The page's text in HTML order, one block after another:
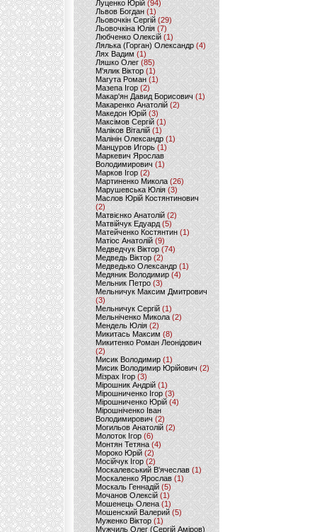
Луценко Юрій (94)
Львов Богдан (1)
Льовочкін Сергій (29)
Льовочкіна Юлія(7)
Любченко Олексій(1)
Лялька (Горган) Олександр(4)
Лях Вадим (1)
Ляшко Олег (85)
М'ялик Віктор(1)
Магута Роман(1)
Мазепа Ігор (2)
Макар'ян Давид Борисович(1)
Макаренко Анатолій (2)
Македон Юрій(3)
Максімов Сергій (1)
Маліков Віталій (1)
Малінін Олександр (1)
Манцуров Игорь (1)
Маркевич Ярослав
Володимирович (1)
Марков Ігор (2)
Мартиненко Микола (26)
Марушевська Юлія (3)
Маслов Юрій Костянтинович
(2)
Матвієнко Анатолій (2)
Матвійчук Едуард(5)
Матейченко Костянтин (1)
Матіос Анатолій (9)
Медведчук Віктор(74)
Медведь Віктор (2)
Медведько Олександр (1)
Медяник Володимир(4)
Мельник Петро (3)
Мельничук Максим Дмитрович
(3)
Мельничук Сергій (1)
Мельніченко Микола (2)
Мендель Юлія (2)
Микитась Максим (8)
Микитенко Роман Леонідович
(2)
Мисик Володимир (1)
Мисик Володимир Юрійович(2)
Мізрах Ігор(3)
Мірошник Андрій(1)
Мірошниченко Ігор (3)
Мірошниченко Юрій(4)
Мірошніченко Іван
Володимирович (2)
Могильов Анатолій (2)
Молоток Ігор (6)
Монтян Тетяна (4)
Мороко Юрій(2)
Мосійчук Ігор (2)
Москалевський В'ячеслав (1)
Москаленко Ярослав (1)
Москаль Геннадій (5)
Мочанов Олексій(1)
Мошенець Олена(1)
Мошенский Валерий (5)
Муженко Віктор (1)
Мужчиль Олег (Сергій Аміров)